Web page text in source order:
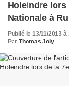
Holeindre lors
Nationale à
Publié le 13/11/2013 à
Par Thomas Joly